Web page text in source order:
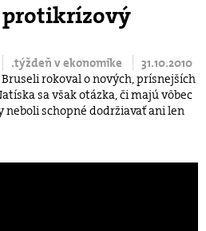
.týždeň v ekonomike
31.10.2010
rokoval o nových, prísnejších
sa však otázka, či majú vôbec
neboli schopné dodržiavať ani len